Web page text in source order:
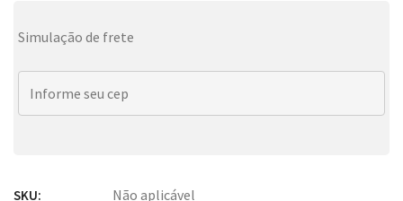
Simulação de frete
SKU: Não aplicável